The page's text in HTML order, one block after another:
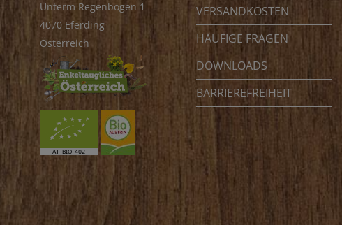
Unterm Regenbogen 1
4070 Eferding
Österreich
VERSANDKOSTEN
HÄUFIGE FRAGEN
DOWNLOADS
BARRIEREFREIHEIT